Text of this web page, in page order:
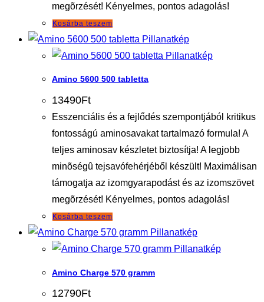
megõrzését! Kényelmes, pontos adagolás!
Kosárba teszem
Pillanatkép
Pillanatkép
Amino 5600 500 tabletta
13490Ft
Esszenciális és a fejlődés szempontjából kritikus
fontosságú aminosavakat tartalmazó formula! A
teljes aminosav készletet biztosítja! A legjobb
minõségû tejsavófehérjéből készült! Maximálisan
támogatja az izomgyarapodást és az izomszövet
megõrzését! Kényelmes, pontos adagolás!
Kosárba teszem
Pillanatkép
Pillanatkép
Amino Charge 570 gramm
12790Ft